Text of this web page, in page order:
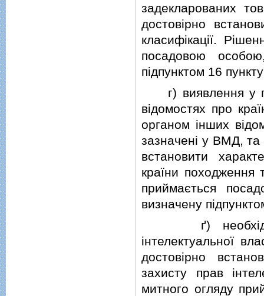
задекларованих
достовiрно
класифiкацiї.
посадовою
пiдпунктом 16
г) виявлення у
вiдомостях про
органом iнших
зазначенi у ВМД, та
встановити
країни
приймається
визначену
ґ)
iнтелектуальної
достовiрно
захисту прав
митного огляду